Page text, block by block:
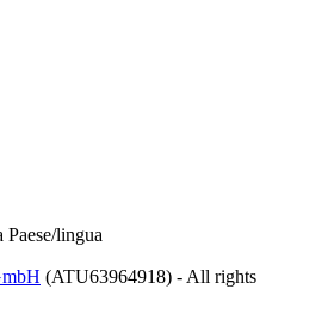
Paese/lingua
(ATU63964918) - All rights